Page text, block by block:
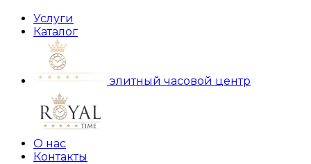
Услуги
Каталог
элитный часовой центр
О нас
Контакты